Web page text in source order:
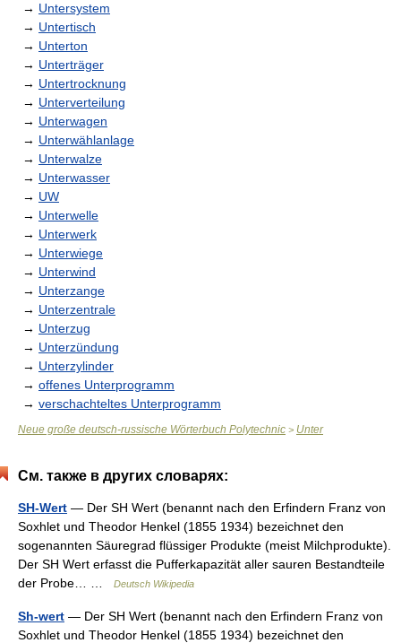
→ Untersystem
→ Untertisch
→ Unterton
→ Unterträger
→ Untertrocknung
→ Unterverteilung
→ Unterwagen
→ Unterwählanlage
→ Unterwalze
→ Unterwasser
→ UW
→ Unterwelle
→ Unterwerk
→ Unterwiege
→ Unterwind
→ Unterzange
→ Unterzentrale
→ Unterzug
→ Unterzündung
→ Unterzylinder
→ offenes Unterprogramm
→ verschachteltes Unterprogramm
Neue große deutsch-russische Wörterbuch Polytechnic > Unter
См. также в других словарях:
SH-Wert — Der SH Wert (benannt nach den Erfindern Franz von
Soxhlet und Theodor Henkel (1855 1934) bezeichnet den
sogenannten Säuregrad flüssiger Produkte (meist Milchprodukte).
Der SH Wert erfasst die Pufferkapazität aller sauren Bestandteile
der Probe… …
Deutsch Wikipedia
Sh-wert — Der SH Wert (benannt nach den Erfindern Franz von
Soxhlet und Theodor Henkel (1855 1934) bezeichnet den